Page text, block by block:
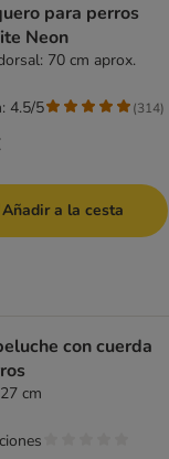
para perros
Neon
70 cm aprox.
4.5/5 (314)
Añadir a la cesta
con cuerda
cm